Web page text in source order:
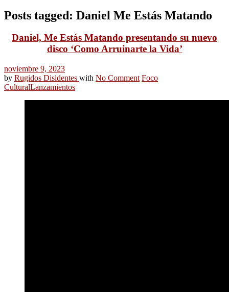
Posts tagged: Daniel Me Estás Matando
Daniel, Me Estás Matando presentando su nuevo
disco ‘Como Arruinarte la Vida’
noviembre 9, 2023
by Rugidos Disidentes with No Comment Foco
CulturalLanzamientos